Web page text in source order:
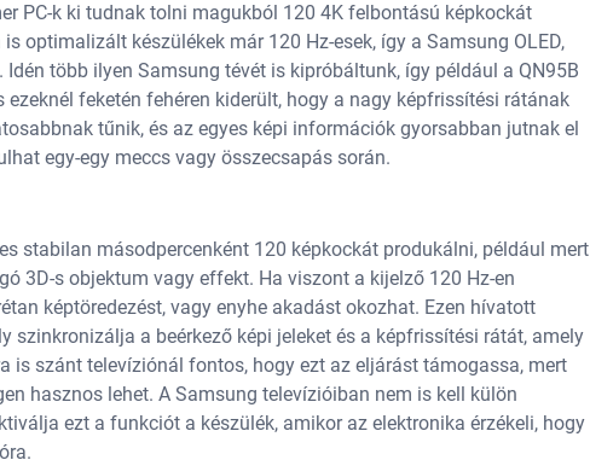
PC-k ki tudnak tolni magukból 120 4K felbontású képkockát
optimalizált készülékek már 120 Hz-esek, így a Samsung OLED,
Idén több ilyen Samsung tévét is kipróbáltunk, így például a QN95B
feketén fehéren kiderült, hogy a nagy képfrissítési rátának
tűnik, és az egyes képi információk gyorsabban jutnak el
egy-egy meccs vagy összecsapás során.
stabilan másodpercenként 120 képkockát produkálni, például mert
3D-s objektum vagy effekt. Ha viszont a kijelző 120 Hz-en
képtöredezést, vagy enyhe akadást okozhat. Ezen hívatott
szinkronizálja a beérkező képi jeleket és a képfrissítési rátát, amely
is szánt televíziónál fontos, hogy ezt az eljárást támogassa, mert
hasznos lehet. A Samsung televízióiban nem is kell külön
ezt a funkciót a készülék, amikor az elektronika érzékeli, hogy